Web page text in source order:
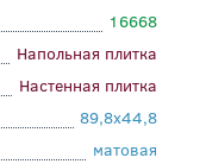
16668
Напольная плитка
Настенная плитка
89,8x44,8
матовая